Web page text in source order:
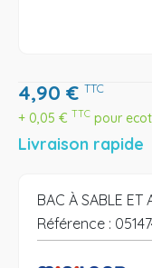
4,90 € TTC
+ 0,05 € TTC pour
Livraison rapide
BAC À SABLE ET
Référence :